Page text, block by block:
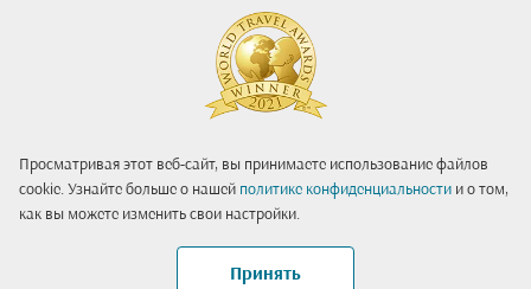
Просматривая этот веб-сайт, вы принимаете использование файлов
cookie. Узнайте больше о нашей политике конфиденциальности и о том,
как вы можете изменить свои настройки.
Принять